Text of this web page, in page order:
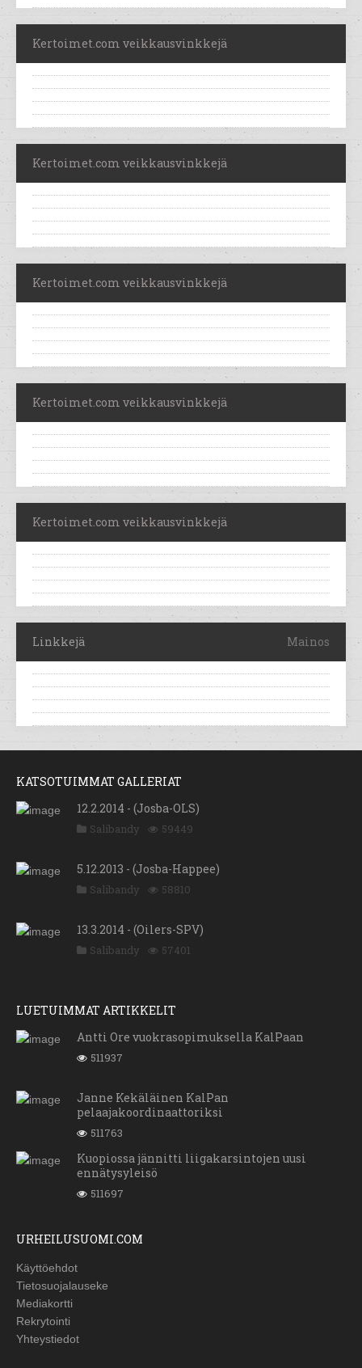
Kertoimet.com veikkausvinkkejä
Kertoimet.com veikkausvinkkejä
Kertoimet.com veikkausvinkkejä
Kertoimet.com veikkausvinkkejä
Kertoimet.com veikkausvinkkejä
Linkkejä Mainos
KATSOTUIMMAT GALLERIAT
12.2.2014 - (Josba-OLS)
Salibandy 59449
5.12.2013 - (Josba-Happee)
Salibandy 58810
13.3.2014 - (Oilers-SPV)
Salibandy 57401
LUETUIMMAT ARTIKKELIT
Antti Ore vuokrasopimuksella KalPaan
511937
Janne Kekäläinen KalPan
pelaajakoordinaattoriksi
511763
Kuopiossa jännitti liigakarsintojen uusi
ennätysyleisö
511697
URHEILUSUOMI.COM
Käyttöehdot
Tietosuojalauseke
Mediakortti
Rekrytointi
Yhteystiedot